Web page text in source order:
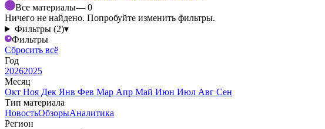
Все материалы— 0
Ничего не найдено. Попробуйте изменить фильтры.
Фильтры (2)▾
Фильтры
Сбросить всё
Год
20262025
Месяц
Окт Ноя Дек Янв Фев Мар Апр Май Июн Июл Авг Сен
Тип материала
НовостьОбзорыАналитика
Регион